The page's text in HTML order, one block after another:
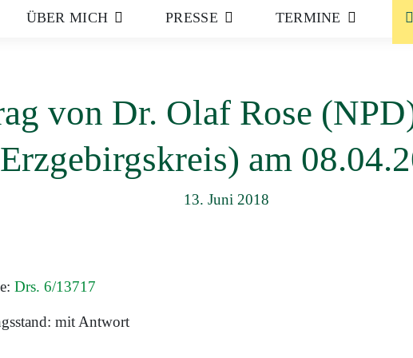
ÜBER MICH PRESSE TERMINE
von Dr. Olaf Rose
am
13. Juni 2018
Drs. 6/13717
mit Antwort